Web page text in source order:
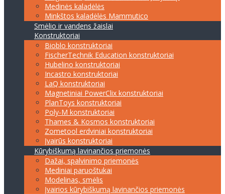
Medinės kaladėlės
Minkštos kaladėlės Mammutico
Smėlio ir vandens žaislai
Konstruktoriai
Bioblo konstruktoriai
FischerTechnik Education konstruktoriai
Hubelino konstruktoriai
Incastro konstruktoriai
LaQ konstruktoriai
Magnetiniai PowerClix konstruktoriai
PlanToys konstruktoriai
Poly-M konstruktoriai
Thames & Kosmos konstruktoriai
Zometool erdviniai konstruktoriai
Įvairūs konstruktoriai
Kūrybiškumą lavinančios priemonės
Dažai, spalvinimo priemonės
Mediniai paruoštukai
Modelinas, smėlis
Įvairios kūrybiškumą lavinančios priemonės